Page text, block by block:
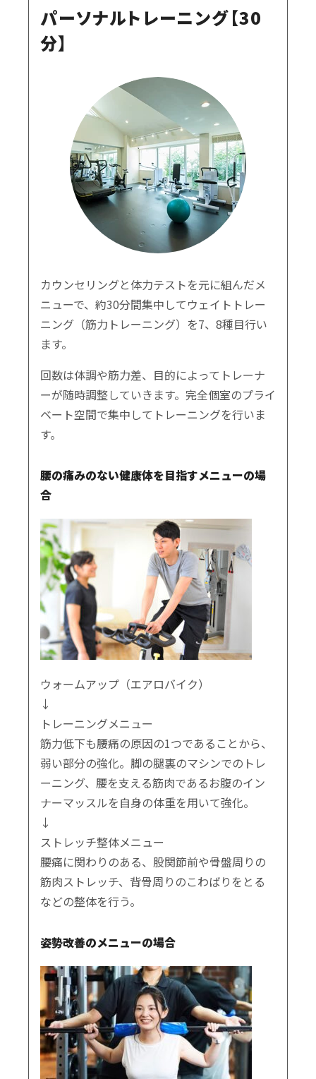
パーソナルトレーニング【30
分】
カウンセリングと体力テストを元に組んだメ
ニューで、約30分間集中してウェイトトレー
ニング（筋力トレーニング）を7、8種目行い
ます。
回数は体調や筋力差、目的によってトレーナ
ーが随時調整していきます。完全個室のプライ
ベート空間で集中してトレーニングを行いま
す。
腰の痛みのない健康体を目指すメニューの場
合
ウォームアップ（エアロバイク）
↓
トレーニングメニュー
筋力低下も腰痛の原因の1つであることから、
弱い部分の強化。脚の腿裏のマシンでのトレ
ーニング、腰を支える筋肉であるお腹のイン
ナーマッスルを自身の体重を用いて強化。
↓
ストレッチ整体メニュー
腰痛に関わりのある、股関節前や骨盤周りの
筋肉ストレッチ、背骨周りのこわばりをとる
などの整体を行う。
姿勢改善のメニューの場合